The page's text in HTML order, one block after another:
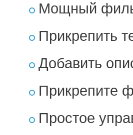
Мощный
Прикрепить
Добавить
Прикрепите
Простое